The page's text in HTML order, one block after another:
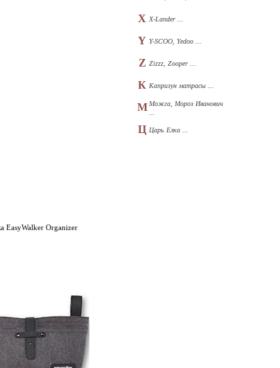
EasyWalker Organizer
X X-Lander ...
Y Y-SCOO, Yedoo ...
Z Zizzz, Zooper ...
К Капризун матрасы ...
М Можга, Мороз Иванович
Ц Царь Елка ...